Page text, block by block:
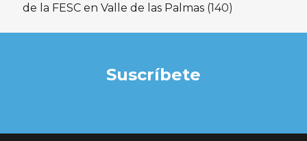
de la FESC en Valle de las Palmas (140)
Suscríbete